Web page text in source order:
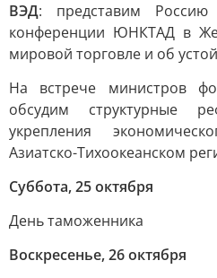
ВЭД: представим
конференции ЮНКТАД в
мировой торговле и об
На встрече министров
обсудим структурные
укрепления
Азиатско-Тихоокеанском
Суббота, 25 октября
День таможенника
Воскресенье, 26 октября